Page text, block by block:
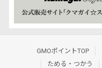
GMOポイントTOP
ためる・つかう